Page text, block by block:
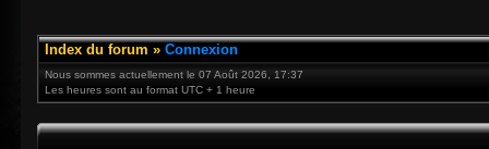
Index du forum » Connexion
Nous sommes actuellement le 07 Août 2026, 17:37
Les heures sont au format UTC + 1 heure